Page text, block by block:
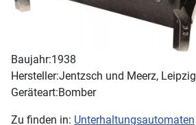
Baujahr:1938
Hersteller:Jentzsch und Meerz, Leipzig
Geräteart:Bomber
Zu finden in: Unterhaltungsautomaten